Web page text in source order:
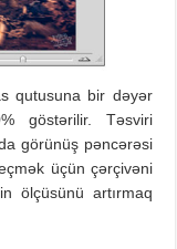
qutusuna bir dəyər
göstərilir. Təsviri
görünüş pəncərəsi
üçün çərçivəni
ölçüsünü artırmaq